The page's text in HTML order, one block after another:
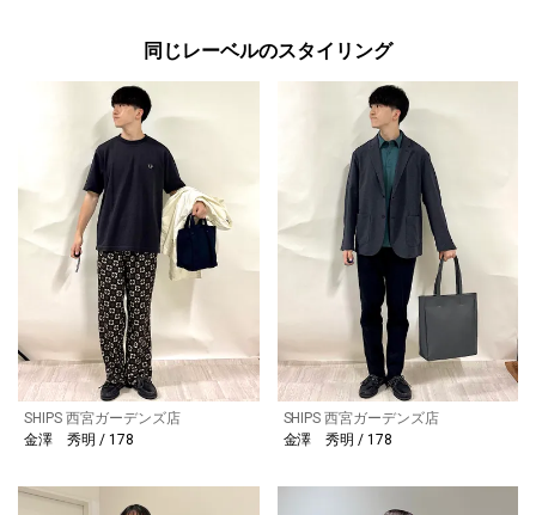
同じレーベルのスタイリング
SHIPS 西宮ガーデンズ店
金澤 秀明 / 178
SHIPS 西宮ガーデンズ店
金澤 秀明 / 178